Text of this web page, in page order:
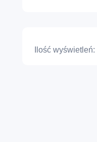
Ilość wyświetleń: